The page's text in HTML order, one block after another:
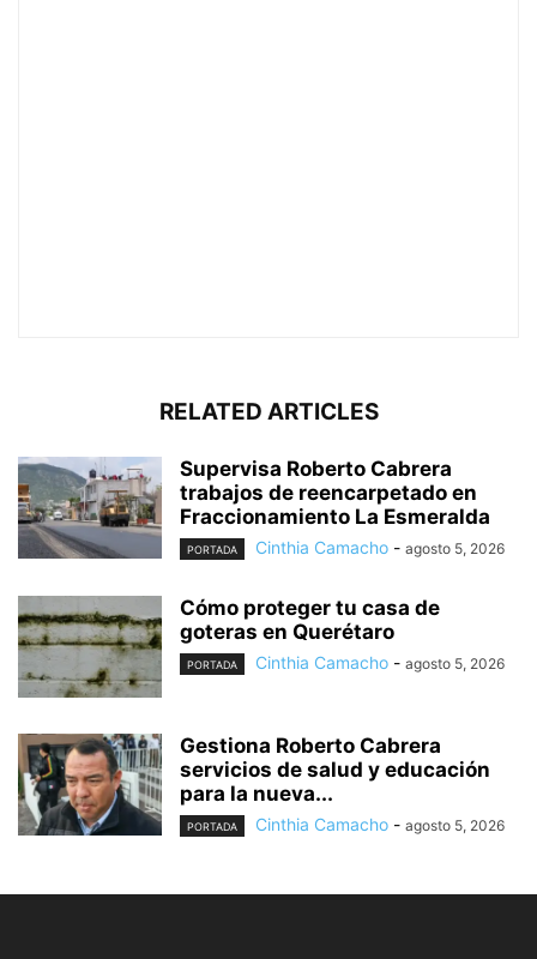
RELATED ARTICLES
Supervisa Roberto Cabrera
trabajos de reencarpetado en
Fraccionamiento La Esmeralda
PORTADA Cinthia Camacho - agosto 5, 2026
Cómo proteger tu casa de
goteras en Querétaro
PORTADA Cinthia Camacho - agosto 5, 2026
Gestiona Roberto Cabrera
servicios de salud y educación
para la nueva...
PORTADA Cinthia Camacho - agosto 5, 2026